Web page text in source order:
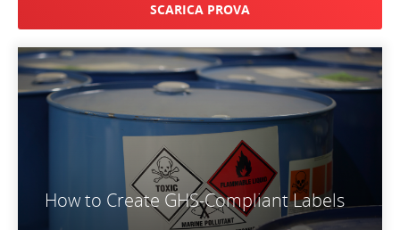
SCARICA PROVA
How to Create GHS-Compliant Labels